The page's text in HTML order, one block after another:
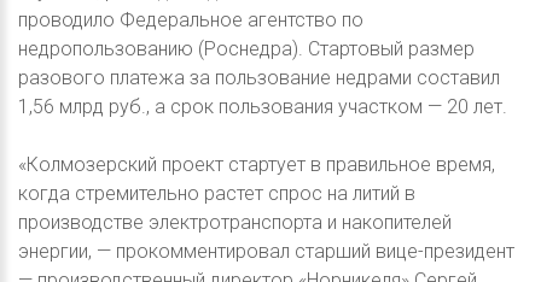
проводило Федеральное агентство по
недропользованию (Роснедра). Стартовый размер
разового платежа за пользование недрами составил
1,56 млрд руб., а срок пользования участком — 20 лет.
«Колмозерский проект стартует в правильное время,
когда стремительно растет спрос на литий в
производстве электротранспорта и накопителей
энергии, — прокомментировал старший вице-президент